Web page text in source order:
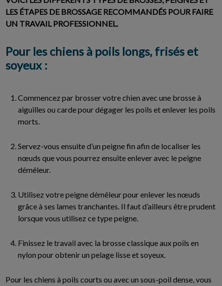
LES ÉTAPES DE BROSSAGE RECOMMANDÉS POUR FAIRE
UN TRAVAIL PROFESSIONNEL.
Pour les chiens à poils longs, frisés et
soyeux :
Commencez par brosser votre chien avec une brosse à
aiguilles ou carde pour dégager les poils et enlever les poils
morts.
Servez-vous ensuite d’un peigne fin afin de localiser les
nœuds que vous pourrez ensuite enlever avec le peigne
démêleur.
Utilisez votre peigne démêleur pour enlever les nœuds
grâce à ses lames tranchantes. Il faut d’ailleurs être prudent
lorsque vous utilisez ce type peigne.
Finissez le travail avec la brosse classique aux poils en
nylon pour obtenir un pelage lisse et soyeux.
Pour les chiens à poils courts ou avec un sous-poil dense, vous